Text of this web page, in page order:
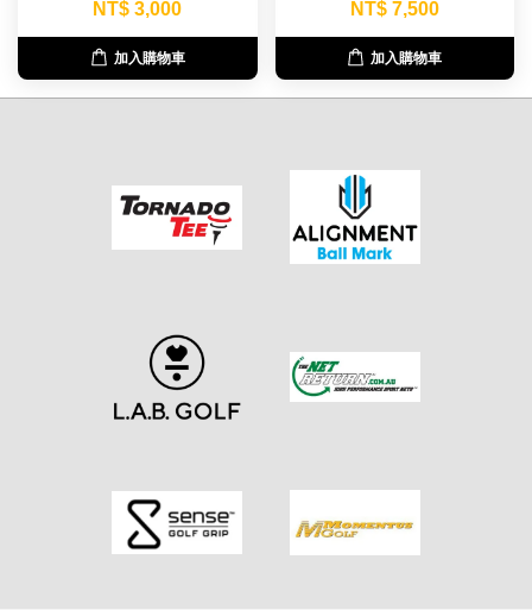
NT$ 3,000
加入購物車
NT$ 7,500
加入購物車